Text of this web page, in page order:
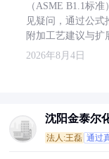
（ASME B1.1标
见疑问，通过公
附加工艺建议与扩
2026年8月4日
沈阳金泰尔
法人:王磊 通过